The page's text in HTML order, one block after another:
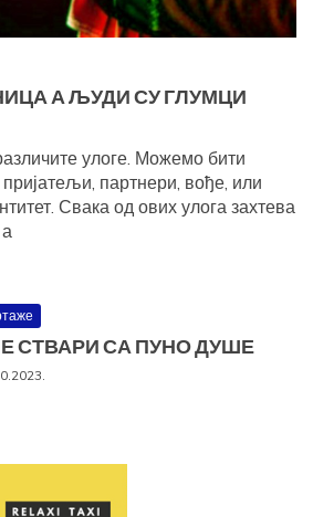
А ЉУДИ СУ ГЛУМЦИ
улоге. Можемо бити
партнери, вође, или
Свака од ових улога захтева
СТВАРИ СА ПУНО ДУШЕ